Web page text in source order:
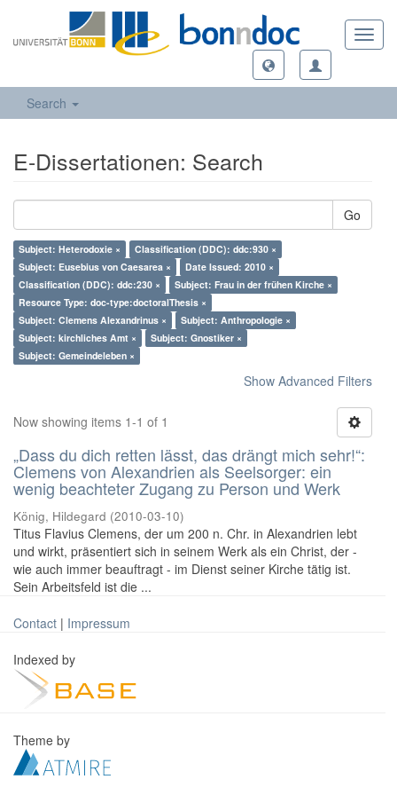
Search
E-Dissertationen: Search
Go
Subject: Heterodoxie ×
Classification (DDC): ddc:930 ×
Subject: Eusebius von Caesarea ×
Date Issued: 2010 ×
Classification (DDC): ddc:230 ×
Subject: Frau in der frühen Kirche ×
Resource Type: doc-type:doctoralThesis ×
Subject: Clemens Alexandrinus ×
Subject: Anthropologie ×
Subject: kirchliches Amt ×
Subject: Gnostiker ×
Subject: Gemeindeleben ×
Show Advanced Filters
Now showing items 1-1 of 1
„Dass du dich retten lässt, das drängt mich sehr!“:
Clemens von Alexandrien als Seelsorger: ein
wenig beachteter Zugang zu Person und Werk
König, Hildegard (2010-03-10)
Titus Flavius Clemens, der um 200 n. Chr. in Alexandrien lebt
und wirkt, präsentiert sich in seinem Werk als ein Christ, der -
wie auch immer beauftragt - im Dienst seiner Kirche tätig ist.
Sein Arbeitsfeld ist die ...
Contact | Impressum
Indexed by
Theme by